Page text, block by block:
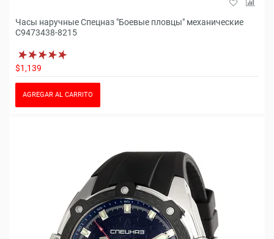
Часы наручные Спецназ "Боевые пловцы" механические
С9473438-8215
$1,139
AGREGAR AL CARRITO